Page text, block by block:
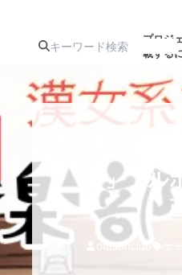
プロジ
載する
アート・写真
テクノロジー・ガ
る」フ
画
otusunclub